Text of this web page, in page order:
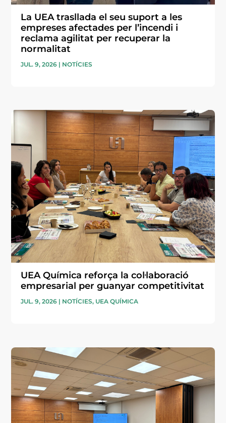
La UEA trasllada el seu suport a les
empreses afectades per l’incendi i
reclama agilitat per recuperar la
normalitat
JUL. 9, 2026 | NOTÍCIES
UEA Química reforça la col·laboració
empresarial per guanyar competitivitat
JUL. 9, 2026 | NOTÍCIES, UEA QUÍMICA